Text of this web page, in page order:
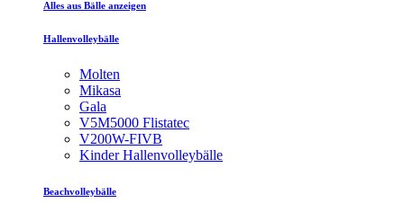
Alles aus Bälle anzeigen
Hallenvolleybälle
Molten
Mikasa
Gala
V5M5000 Flistatec
V200W-FIVB
Kinder Hallenvolleybälle
Beachvolleybälle